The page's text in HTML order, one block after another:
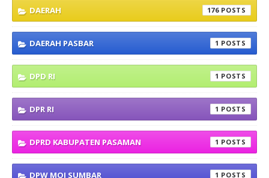
DAERAH 176
DAERAH PASBAR 1
DPD RI 1
DPR RI 1
DPRD KABUPATEN PASAMAN 1
DPW MOI SUMBAR 1